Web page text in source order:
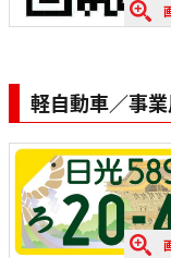
軽自動車／事